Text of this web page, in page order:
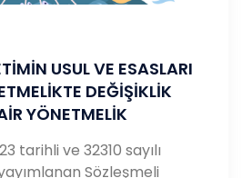
USUL VE ESASLARI
DEĞİŞİKLİK
YÖNETMELİK
tarihli ve 32310 sayılı
Sözleşmeli